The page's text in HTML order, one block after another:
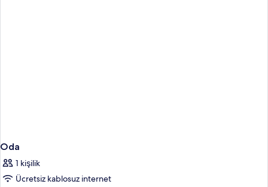
Oda
1 kişilik
Ücretsiz kablosuz internet